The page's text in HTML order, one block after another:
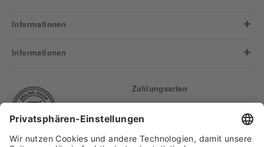
Informationen
Informationen
Zahlungsarten